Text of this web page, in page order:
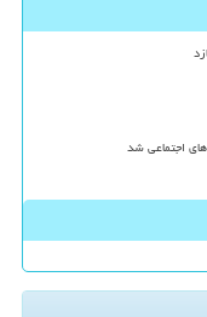
اجتماعی شد